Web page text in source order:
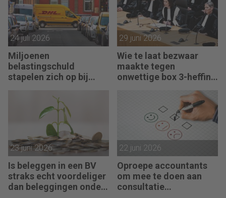
24 juli 2026
Miljoenen
belastingschuld
stapelen zich op bij
29 juni 2026
Wie te laat bezwaar
maakte tegen
onwettige box 3-heffing
23 juni 2026
Is beleggen in een BV
straks echt voordeliger
dan beleggingen onder
22 juni 2026
Oproepe accountants
om mee te doen aan
consultatie